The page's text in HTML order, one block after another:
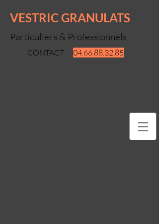
VESTRIC GRANULATS
Particuliers & Professionnels
CONTACT 04.66.88.32.85